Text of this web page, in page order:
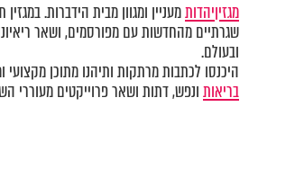
מגזיןיהדותמעניין ומגוון מבית הידברות.
שגרתיים מהחדשות עם מפורסמים, ושאר
ובעולם.
היכנסו לכתבות מרתקות ותיהנו מתוכן
בריאותונפש, דתות ושאר פרוייקטים מעוררי